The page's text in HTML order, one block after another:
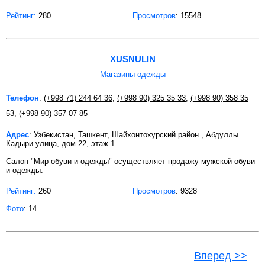
Рейтинг: 280 Просмотров: 15548
XUSNULIN
Магазины одежды
Телефон: (+998 71) 244 64 36 (+998 90) 325 35 33 (+998 90) 358 35
53 (+998 90) 357 07 85
Адрес: Узбекистан, Ташкент, Шайхонтохурский район , Абдуллы
Кадыри улица, дом 22, этаж 1
Салон "Мир обуви и одежды" осуществляет продажу мужской обуви
и одежды.
Рейтинг: 260 Просмотров: 9328
Фото: 14
Вперед >>